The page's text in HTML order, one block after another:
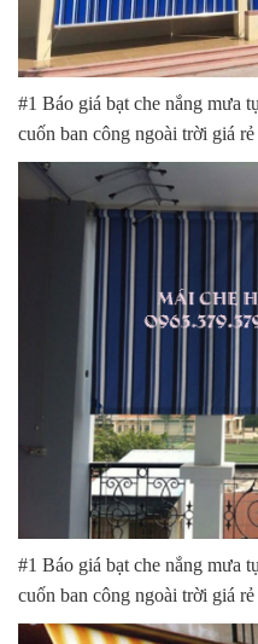
#1 Báo giá bạt che nắng mưa
cuốn ban công ngoài trời giá rẻ
#1 Báo giá bạt che nắng mưa
cuốn ban công ngoài trời giá rẻ